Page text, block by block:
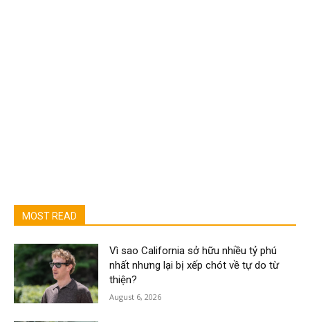
MOST READ
Vì sao California sở hữu nhiều tỷ phú
nhất nhưng lại bị xếp chót về tự do từ
thiện?
August 6, 2026